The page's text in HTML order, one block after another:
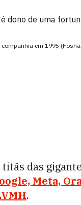
dono de uma
em 1995
das
Meta,
.